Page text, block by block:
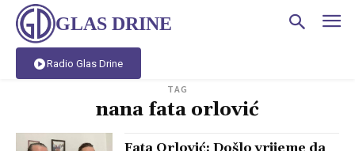
GLAS DRINE
Radio Glas Drine
TAG
nana fata orlović